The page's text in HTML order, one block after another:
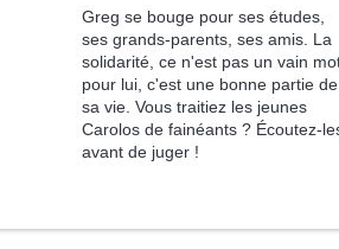
Greg se bouge pour ses études,
ses grands-parents, ses amis. La
solidarité, ce n'est pas un vain
pour lui, c'est une bonne partie de
sa vie. Vous traitiez les jeunes
Carolos de fainéants ? Écoutez-
avant de juger !